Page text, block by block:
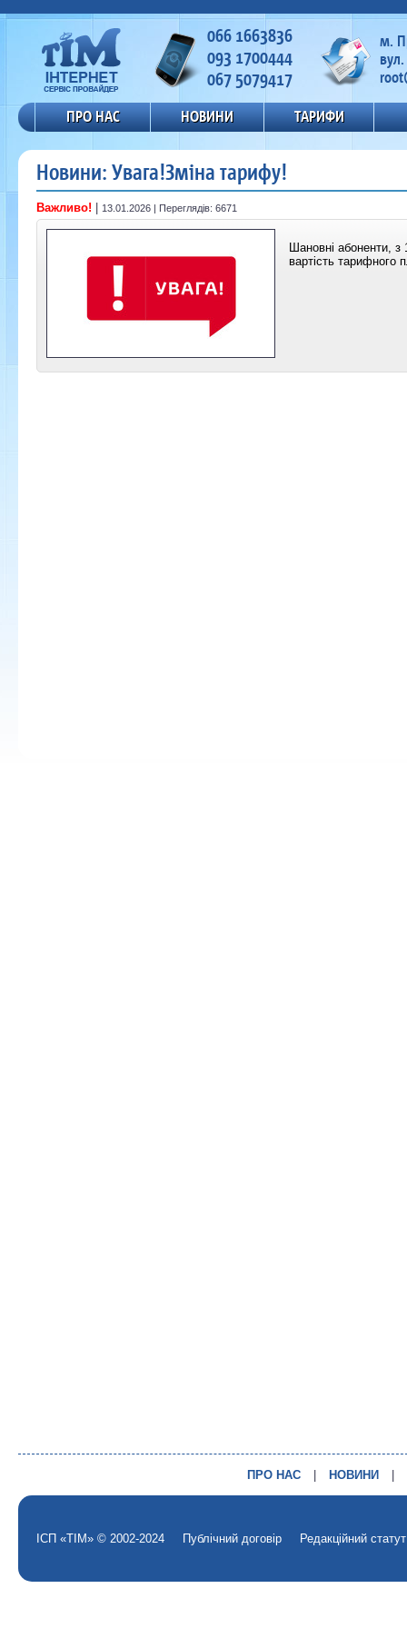
066 1663836
093 1700444
067 5079417
м.
ПРО НАС НОВИНИ ТАРИФИ
Новини: Увага!Зміна тарифу!
Важливо! 13.01.2026 | Переглядів: 6671
Шановні абоненти, з
вартість тарифного
ПРО НАС НОВИНИ
ІСП «ТІМ» © 2002-2024 Публічний договір Редакційний статут